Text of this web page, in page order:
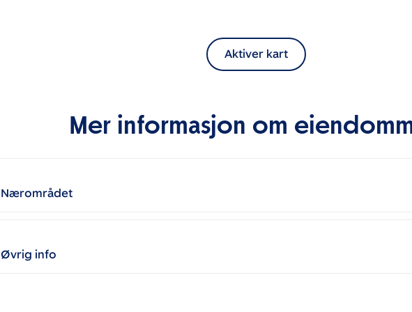
Aktiver kart
Mer informasjon om
Nærområdet
Øvrig info